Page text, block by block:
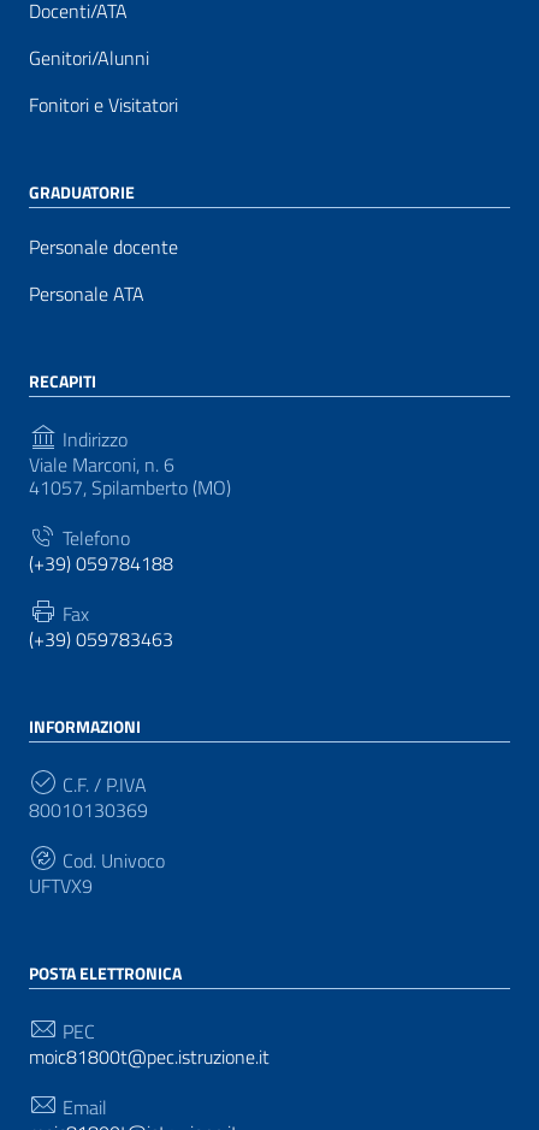
Docenti/ATA
Genitori/Alunni
Fonitori e Visitatori
GRADUATORIE
Personale docente
Personale ATA
RECAPITI
Indirizzo
Viale Marconi, n. 6
41057, Spilamberto (MO)
Telefono
(+39) 059784188
Fax
(+39) 059783463
INFORMAZIONI
C.F. / P.IVA
80010130369
Cod. Univoco
UFTVX9
POSTA ELETTRONICA
PEC
moic81800t@pec.istruzione.it
Email